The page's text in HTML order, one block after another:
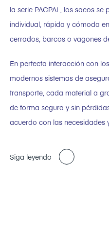
la serie PACPAL, los sacos
individual, rápida y cómoda
cerrados, barcos o vagones
En perfecta interacción con
modernos sistemas de
transporte, cada material a
de forma segura y sin
acuerdo con las necesidades
Siga leyendo